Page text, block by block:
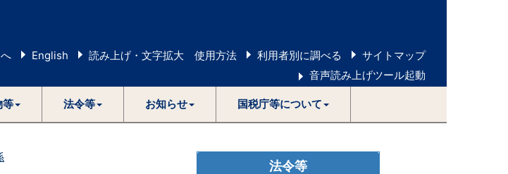
English 読み上げ・文字拡大 使用方法 利用者別に調べる
サイトマップ
音声読み上げツール起動
等 法令等 お知らせ 国税庁等について
法令等